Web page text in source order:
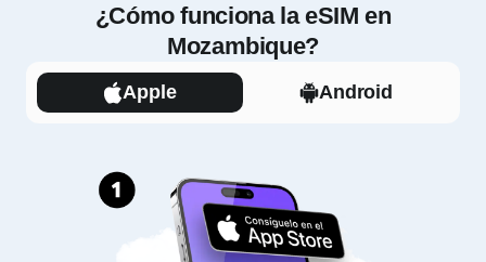
¿Cómo funciona la eSIM en
Mozambique?
Apple Android